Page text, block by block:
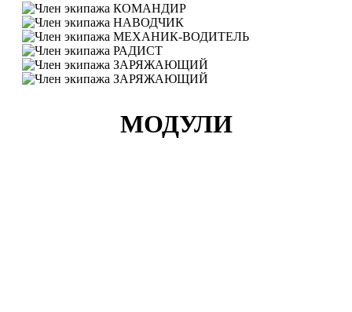
КОМАНДИР
НАВОДЧИК
МЕХАНИК-ВОДИТЕЛЬ
РАДИСТ
ЗАРЯЖАЮЩИЙ
ЗАРЯЖАЮЩИЙ
МОДУЛИ